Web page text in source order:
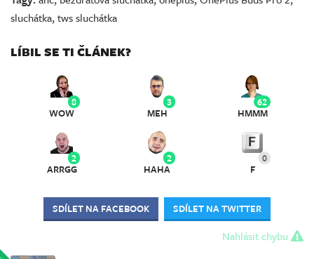
sluchátka,tws sluchátka
LÍBIL SE TI ČLÁNEK?
8
WOW
3
MEH
62
HMMM
2
ARRGG
2
HAHA
0
F
SDÍLET NA FACEBOOK SDÍLET NA TWITTER
Nahlásit chybu